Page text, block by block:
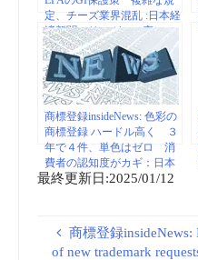
定、チーズ業界混乱 :日本経
済新聞（リーガルの窓）
商標登録insideNews: 色彩の
商標登録 ハードル高く ３
年で４件、単色はゼロ 消
費者の認知度がカギ：日本
経済新聞
最終更新日:2025/01/12
商標登録insideNews:
of new trademark